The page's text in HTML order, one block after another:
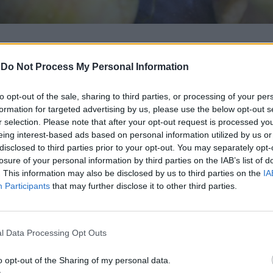
Do Not Process My Personal Information
opt-out of the sale, sharing to third parties, or processing of your
for targeted advertising by us, please use the below opt-out
selection. Please note that after your opt-out request is processed
interest-based ads based on personal information utilized by us
to third parties prior to your opt-out. You may separately
of your personal information by third parties on the IAB’s list of
This information may also be disclosed by us to third parties on the
Participants that may further disclose it to other third parties.
Data Processing Opt Outs
opt-out of the Sharing of my personal data.
с този етикет, които са пълни с добавена
е пълен с витамин С и е диуретик, което
е в списъка на диетичните продукти, но не се
провалите, ще преядете и ще съсипете цялата
парчета черен шоколад от време на време,
от другите сладкиши, тъмният шоколад
захар от другите видове шоколад. Някои
Така че, не се страхувайте да си угодите –